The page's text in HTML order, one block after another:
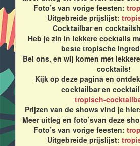
Foto’s van vorige feesten:
Uitgebreide prijslijst:
Cocktailbar en
Heb je zin in lekkere cocktails
beste tropische
Bel ons, en wij komen met
cocktails!
Kijk op deze pagina en
cocktailbar en
tropisch-
Prijzen van de shows vind je
Meer uitleg en foto’svan deze
Foto’s van vorige feesten:
Uitgebreide prijslijst: